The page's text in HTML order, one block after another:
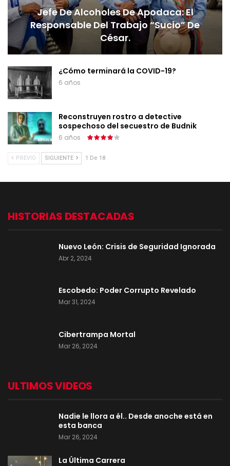
Jefe De Alcoholes De Apodaca: El
Responsable Del Trabajo “sucio” De
César.
¿Cómo terminará la COVID-19?
6 años
Reconstruyen rostro a detective
sospechoso del secuestro de Budnik
6 años
PREVIO SIGUIENTE 1 De 18
HISTORIAS DESTACADAS
Nuevo León: Crisis de Seguridad Ignorada
Abr 2, 2024
Escobedo: Poder Corrupto Revelado
Mar 31, 2024
Cibertrampa Mortal
Mar 26, 2024
ULTIMOS VIDEOS
Nadie le llora a él.. Desde anoche está en
esta banca
Mar 26, 2024
La Última Carrera